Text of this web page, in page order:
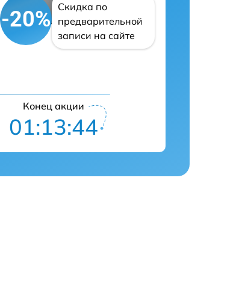
-20%
Скидка по
предварительной
записи на сайте
Конец акции
01:13:43